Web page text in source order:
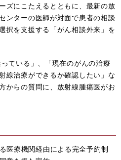
ズにこたえるとともに、最新の放
ンターの医師が対面で患者の相談
択を支援する「がん相談外来」を
ている」、「現在のがんの治療
線治療ができるか確認したい」な
からの質問に、放射線腫瘍医がお
医療機関経由による完全予約制